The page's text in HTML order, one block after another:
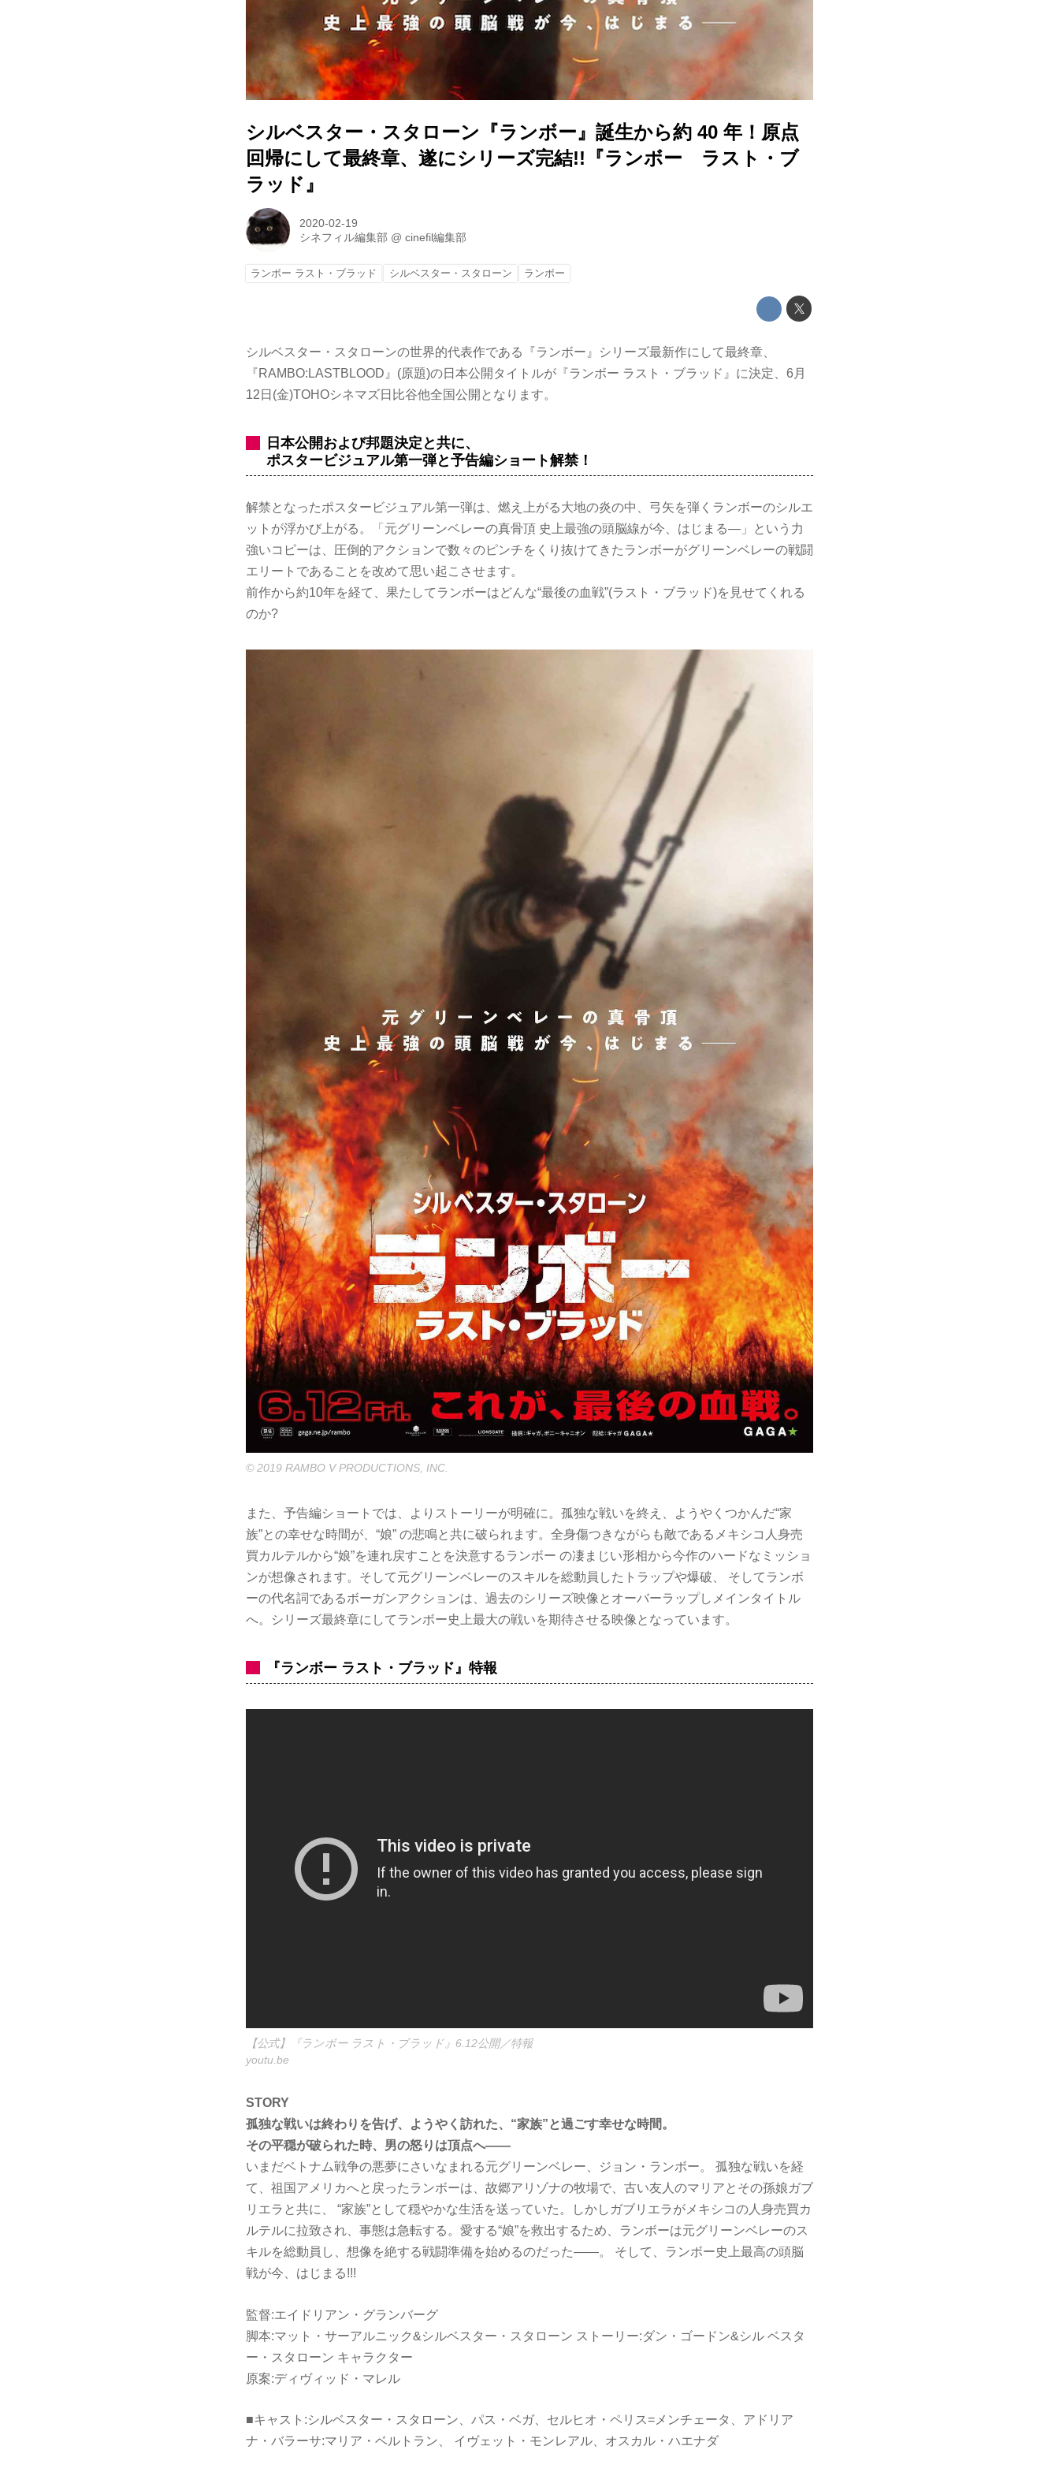
シルベスター・スタローン『ランボー』誕生から約 40 年！原点
回帰にして最終章、遂にシリーズ完結!!『ランボー ラスト・ブ
ラッド』
2020-02-19
シネフィル編集部 @cinefil編集部
ランボー ラスト・ブラッド シルベスター・スタローン ランボー
シルベスター・スタローンの世界的代表作である『ランボー』シリーズ最新作にして最終章、
『RAMBO:LASTBLOOD』(原題)の日本公開タイトルが『ランボー ラスト・ブラッド』に決定、6月
12日(金)TOHOシネマズ日比谷他全国公開となります。
日本公開および邦題決定と共に、
ポスタービジュアル第一弾と予告編ショート解禁！
解禁となったポスタービジュアル第一弾は、燃え上がる大地の炎の中、弓矢を弾くランボーのシルエ
ットが浮かび上がる。「元グリーンベレーの真骨頂 史上最強の頭脳線が今、はじまる―」という力
強いコピーは、圧倒的アクションで数々のピンチをくり抜けてきたランボーがグリーンベレーの戦闘
エリートであることを改めて思い起こさせます。
前作から約10年を経て、果たしてランボーはどんな“最後の血戦”(ラスト・ブラッド)を見せてくれる
のか?
© 2019 RAMBO V PRODUCTIONS, INC.
また、予告編ショートでは、よりストーリーが明確に。孤独な戦いを終え、ようやくつかんだ“家
族”との幸せな時間が、“娘” の悲鳴と共に破られます。全身傷つきながらも敵であるメキシコ人身売
買カルテルから“娘”を連れ戻すことを決意するランボー の凄まじい形相から今作のハードなミッショ
ンが想像されます。そして元グリーンベレーのスキルを総動員したトラップや爆破、 そしてランボ
ーの代名詞であるボーガンアクションは、過去のシリーズ映像とオーバーラップしメインタイトル
へ。シリーズ最終章にしてランボー史上最大の戦いを期待させる映像となっています。
『ランボー ラスト・ブラッド』特報
【公式】『ランボー ラスト・ブラッド』6.12公開／特報
youtu.be
STORY
孤独な戦いは終わりを告げ、ようやく訪れた、“家族”と過ごす幸せな時間。
その平穏が破られた時、男の怒りは頂点へ――
いまだベトナム戦争の悪夢にさいなまれる元グリーンベレー、ジョン・ランボー。 孤独な戦いを経
て、祖国アメリカへと戻ったランボーは、故郷アリゾナの牧場で、古い友人のマリアとその孫娘ガブ
リエラと共に、 “家族”として穏やかな生活を送っていた。しかしガブリエラがメキシコの人身売買カ
ルテルに拉致され、事態は急転する。愛する“娘”を救出するため、ランボーは元グリーンベレーのス
キルを総動員し、想像を絶する戦闘準備を始めるのだった――。 そして、ランボー史上最高の頭脳
戦が今、はじまる!!!
監督:エイドリアン・グランバーグ
脚本:マット・サーアルニック&シルベスター・スタローン ストーリー:ダン・ゴードン&シル ベスタ
ー・スタローン キャラクター
原案:ディヴィッド・マレル
■キャスト:シルベスター・スタローン、パス・ベガ、セルヒオ・ペリス=メンチェータ、アドリア
ナ・バラーサ:マリア・ベルトラン、 イヴェット・モンレアル、オスカル・ハエナダ